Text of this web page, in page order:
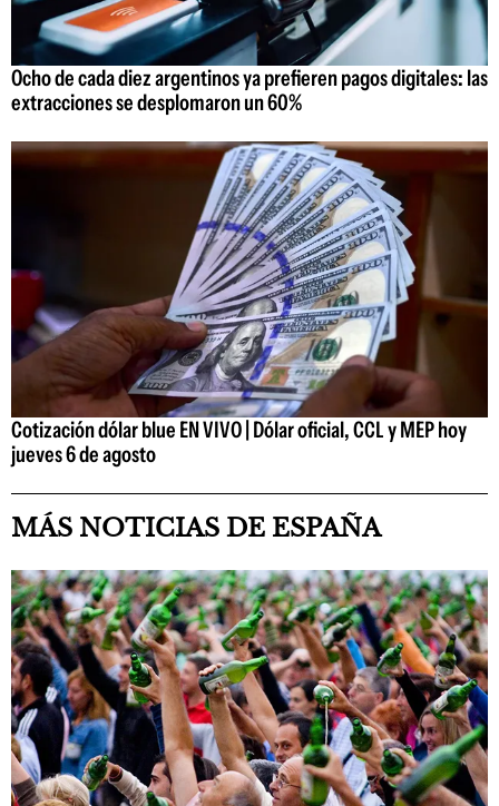
Ocho de cada diez argentinos ya prefieren pagos digitales: las
extracciones se desplomaron un 60%
Cotización dólar blue EN VIVO | Dólar oficial, CCL y MEP hoy
jueves 6 de agosto
MÁS NOTICIAS DE ESPAÑA